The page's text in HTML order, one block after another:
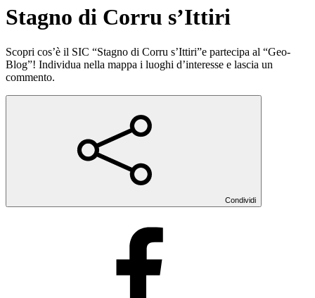
Stagno di Corru s’Ittiri
Scopri cos’è il SIC “Stagno di Corru s’Ittiri”e partecipa al “Geo-
Blog”! Individua nella mappa i luoghi d’interesse e lascia un
commento.
Condividi